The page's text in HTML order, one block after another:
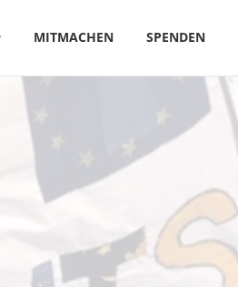
MITMACHEN SPENDEN